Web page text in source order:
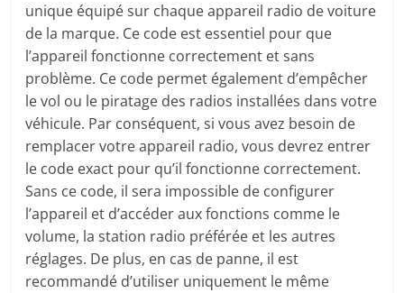
unique équipé sur chaque appareil radio de voiture
de la marque. Ce code est essentiel pour que
l’appareil fonctionne correctement et sans
problème. Ce code permet également d’empêcher
le vol ou le piratage des radios installées dans votre
véhicule. Par conséquent, si vous avez besoin de
remplacer votre appareil radio, vous devrez entrer
le code exact pour qu’il fonctionne correctement.
Sans ce code, il sera impossible de configurer
l’appareil et d’accéder aux fonctions comme le
volume, la station radio préférée et les autres
réglages. De plus, en cas de panne, il est
recommandé d’utiliser uniquement le même